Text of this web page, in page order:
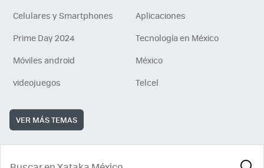
Celulares y Smartphones
Aplicaciones
Prime Day 2024
Tecnología en México
Móviles android
México
videojuegos
Telcel
VER MÁS TEMAS